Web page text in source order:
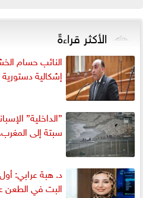
الأكثر قراءةً
النائب حسام
إشكالية
سبتة إلى
د. هبة عرابي:
البت في الطعن